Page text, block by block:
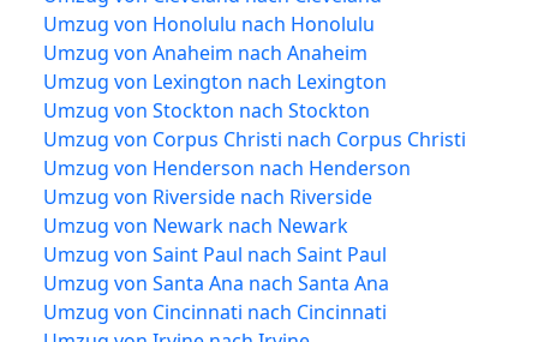
Umzug von Honolulu nach Honolulu
Umzug von Anaheim nach Anaheim
Umzug von Lexington nach Lexington
Umzug von Stockton nach Stockton
Umzug von Corpus Christi nach Corpus Christi
Umzug von Henderson nach Henderson
Umzug von Riverside nach Riverside
Umzug von Newark nach Newark
Umzug von Saint Paul nach Saint Paul
Umzug von Santa Ana nach Santa Ana
Umzug von Cincinnati nach Cincinnati